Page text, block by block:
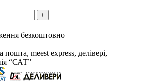
+
безкоштовно
пошта, meest express, делівері,
“САТ”